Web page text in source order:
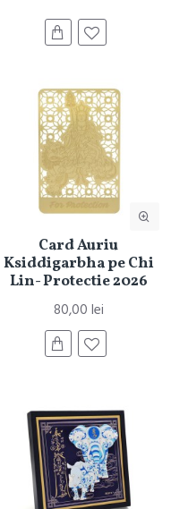
Card Auriu
Ksiddigarbha pe Chi
Lin- Protectie 2026
80,00 lei